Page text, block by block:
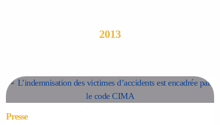
2013
Presse